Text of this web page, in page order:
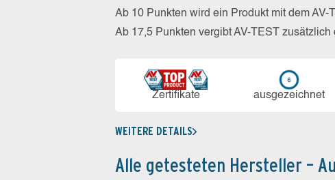
Ab 10 Punkten wird ein Produkt mit dem
Ab 17,5 Punkten vergibt AV-TEST zusätzlich
Zerti­fikate aus­ge­zeich­net
WEITERE DETAILS
Alle getesteten Hersteller –